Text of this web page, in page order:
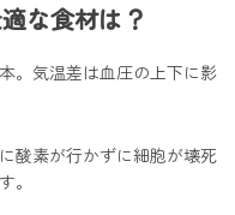
な食材は？
。気温差は血圧の上下に影
酸素が行かずに細胞が壊死
。